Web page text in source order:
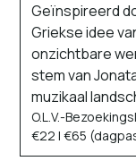
Geïnspireerd
Griekse idee
onzichtbare
stem van
muzikaal
O.L.V.-
€22 | €65